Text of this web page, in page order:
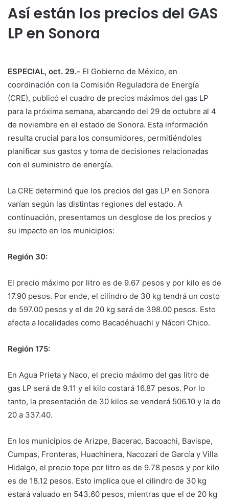
Así están los precios del GAS
LP en Sonora
ESPECIAL, oct. 29.- El Gobierno de México, en
coordinación con la Comisión Reguladora de Energía
(CRE), publicó el cuadro de precios máximos del gas LP
para la próxima semana, abarcando del 29 de octubre al 4
de noviembre en el estado de Sonora. Esta información
resulta crucial para los consumidores, permitiéndoles
planificar sus gastos y toma de decisiones relacionadas
con el suministro de energía.
La CRE determinó que los precios del gas LP en Sonora
varían según las distintas regiones del estado. A
continuación, presentamos un desglose de los precios y
su impacto en los municipios:
Región 30:
El precio máximo por litro es de 9.67 pesos y por kilo es de
17.90 pesos. Por ende, el cilindro de 30 kg tendrá un costo
de 597.00 pesos y el de 20 kg será de 398.00 pesos. Esto
afecta a localidades como Bacadéhuachi y Nácori Chico.
Región 175:
En Agua Prieta y Naco, el precio máximo del gas litro de
gas LP será de 9.11 y el kilo costará 16.87 pesos. Por lo
tanto, la presentación de 30 kilos se venderá 506.10 y la de
20 a 337.40.
En los municipios de Arizpe, Bacerac, Bacoachi, Bavispe,
Cumpas, Fronteras, Huachinera, Nacozari de García y Villa
Hidalgo, el precio tope por litro es de 9.78 pesos y por kilo
es de 18.12 pesos. Esto implica que el cilindro de 30 kg
estará valuado en 543.60 pesos, mientras que el de 20 kg